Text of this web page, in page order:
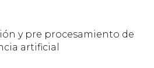
y pre procesamiento de
artificial